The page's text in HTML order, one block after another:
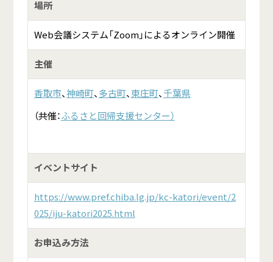
場所
Web会議システム「Zoom」によるオンライン開催
主催
香取市、神崎町、多古町、東庄町、千葉県
（共催：ふるさと回帰支援センター）
イベントサイト
https://www.pref.chiba.lg.jp/kc-katori/event/2
025/iju-katori2025.html
お申込み方法